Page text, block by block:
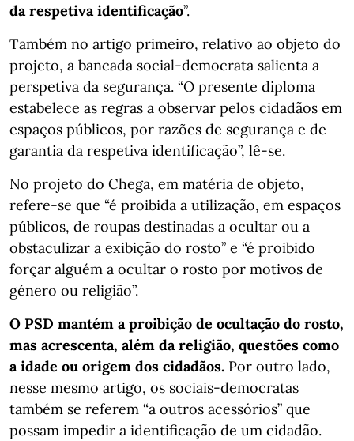
da respetiva identificação”.
Também no artigo primeiro, relativo ao objeto do
projeto, a bancada social-democrata salienta a
perspetiva da segurança. “O presente diploma
estabelece as regras a observar pelos cidadãos em
espaços públicos, por razões de segurança e de
garantia da respetiva identificação”, lê-se.
No projeto do Chega, em matéria de objeto,
refere-se que “é proibida a utilização, em espaços
públicos, de roupas destinadas a ocultar ou a
obstaculizar a exibição do rosto” e “é proibido
forçar alguém a ocultar o rosto por motivos de
género ou religião”.
O PSD mantém a proibição de ocultação do rosto,
mas acrescenta, além da religião, questões como
a idade ou origem dos cidadãos. Por outro lado,
nesse mesmo artigo, os sociais-democratas
também se referem “a outros acessórios” que
possam impedir a identificação de um cidadão.